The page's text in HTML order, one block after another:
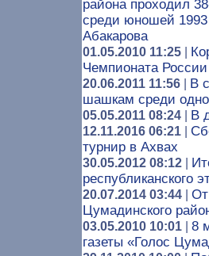
района проходил
среди юношей 1993
Абакарова
01.05.2010 11:25
Чемпионата
20.06.2011 11:56
В
шашкам среди
05.05.2011 08:24 В
12.11.2016 06:21
турнир в Ахвах
30.05.2012 08:12
республиканского
20.07.2014 03:44
Цумадинского
03.05.2010 10:01
8
газеты «Голос